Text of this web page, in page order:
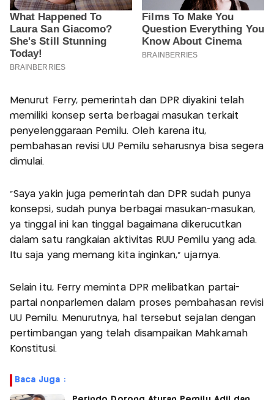
Menurut Ferry, pemerintah dan DPR diyakini telah
memiliki konsep serta berbagai masukan terkait
penyelenggaraan Pemilu. Oleh karena itu,
pembahasan revisi UU Pemilu seharusnya bisa segera
dimulai.
"Saya yakin juga pemerintah dan DPR sudah punya
konsepsi, sudah punya berbagai masukan-masukan,
ya tinggal ini kan tinggal bagaimana dikerucutkan
dalam satu rangkaian aktivitas RUU Pemilu yang ada.
Itu saja yang memang kita inginkan," ujarnya.
Selain itu, Ferry meminta DPR melibatkan partai-
partai nonparlemen dalam proses pembahasan revisi
UU Pemilu. Menurutnya, hal tersebut sejalan dengan
pertimbangan yang telah disampaikan Mahkamah
Konstitusi.
Baca Juga :